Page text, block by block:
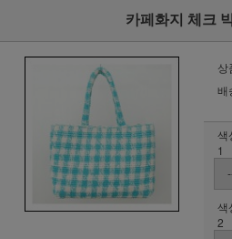
카페화지 체크
상
배
색
1
색
2